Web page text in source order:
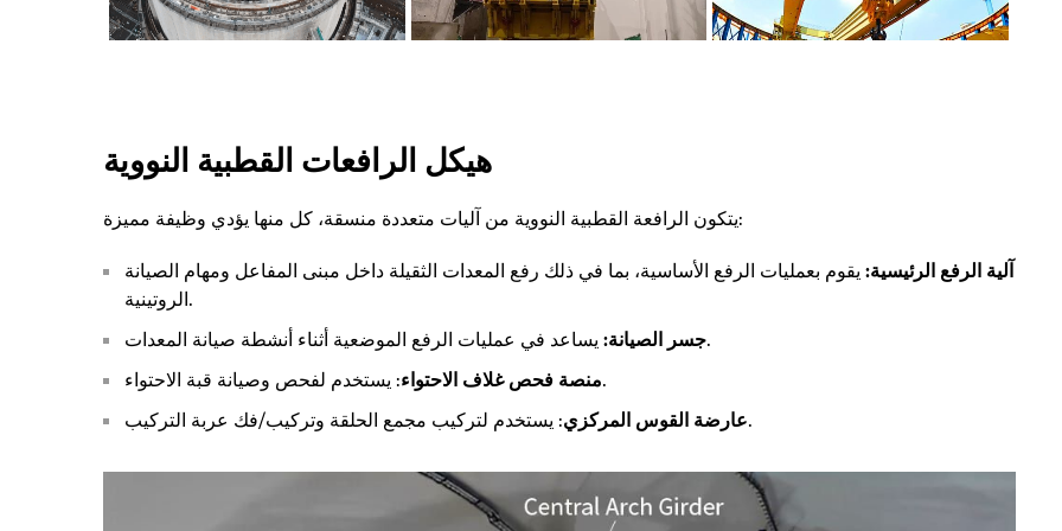
هيكل الرافعات القطبية النووية
يتكون الرافعة القطبية النووية من آليات متعددة منسقة، كل منها يؤدي وظيفة مميزة:
آلية الرفع الرئيسية:يقوم بعمليات الرفع الأساسية، بما في ذلك رفع المعدات الثقيلة داخل مبنى المفاعل ومهام الصيانة
الروتينية.
جسر الصيانة:يساعد في عمليات الرفع الموضعية أثناء أنشطة صيانة المعدات.
منصة فحص غلاف الاحتواء: يستخدم لفحص وصيانة قبة الاحتواء.
عارضة القوس المركزي: يستخدم لتركيب مجمع الحلقة وتركيب/فك عربة التركيب.